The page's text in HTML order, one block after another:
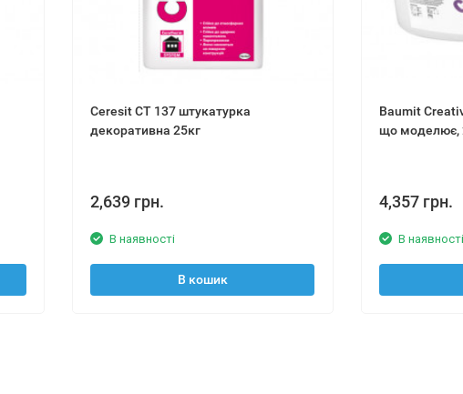
Ceresit СТ 137 штукатурка
декоративна 25кг
2,639 грн.
В наявності
В кошик
Baumit
що моделює,
4,357 грн.
В наявності